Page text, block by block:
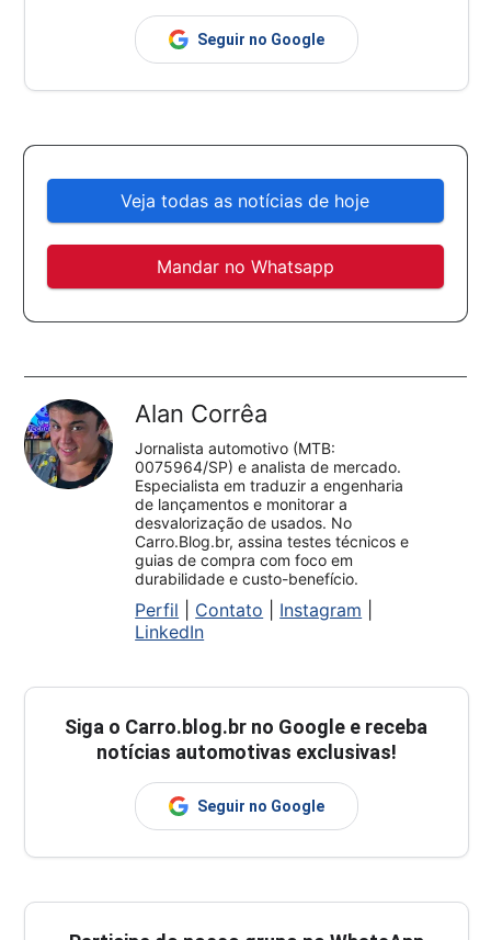
Seguir no Google
Veja todas as notícias de hoje
Mandar no Whatsapp
Alan Corrêa
Jornalista automotivo (MTB:
0075964/SP) e analista de mercado.
Especialista em traduzir a engenharia
de lançamentos e monitorar a
desvalorização de usados. No
Carro.Blog.br, assina testes técnicos e
guias de compra com foco em
durabilidade e custo-benefício.
Perfil Contato Instagram
LinkedIn
Siga o Carro.blog.br no Google e receba
notícias automotivas exclusivas!
Seguir no Google